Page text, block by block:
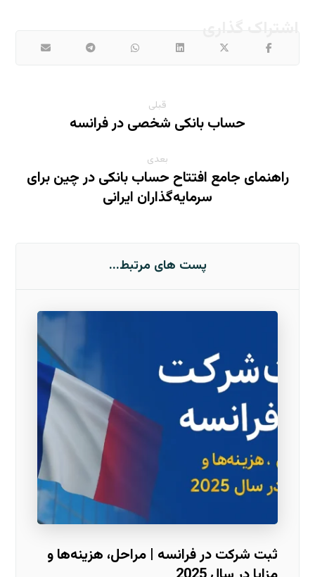
قبلی
حساب بانکی شخصی در فرانسه
بعدی
راهنمای جامع افتتاح حساب بانکی در چین برای
سرمایه‌گذاران ایرانی
پست های مرتبط...
ثبت شرکت در فرانسه | مراحل، هزینه‌ها و